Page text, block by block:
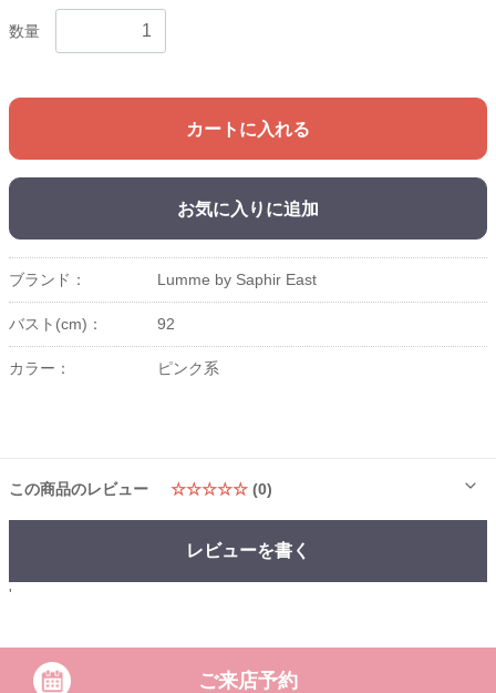
数量
カートに入れる
お気に入りに追加
ブランド： Lumme by Saphir East
バスト(cm)： 92
カラー： ピンク系
この商品のレビュー ☆☆☆☆☆ (0)
レビューを書く
'
ご来店予約